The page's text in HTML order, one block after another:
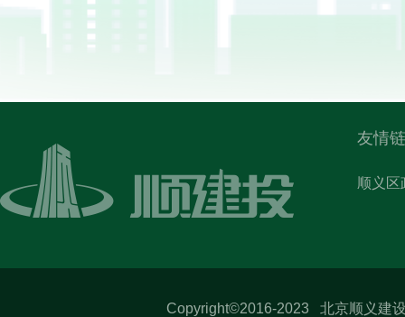
友情
顺义区
Copyright©2016-2023 北京顺义建